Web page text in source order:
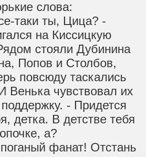
слова:
таки ты, Цица? -
на Киссицкую
стояли Дубинина
Попов и Столбов,
повсюду таскались
Венька чувствовал их
- Придется
детка. В детстве тебя
а?
фанат! Отстань